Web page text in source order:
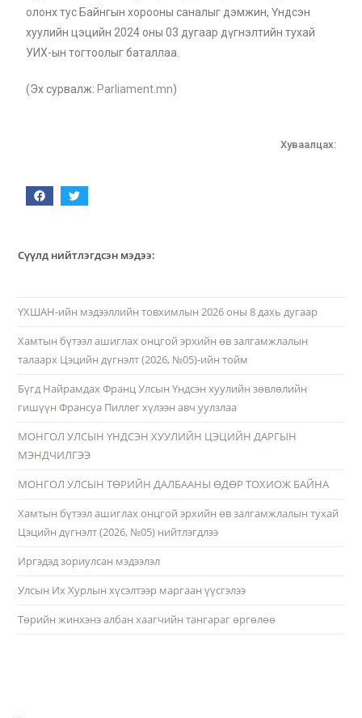
олонх тус Байнгын хорооны саналыг дэмжин, Үндсэн
хуулийн цэцийн 2024 оны 03 дугаар дүгнэлтийн тухай
УИХ-ын тогтоолыг баталлаа.
(Эх сурвалж: Parliament.mn)
Хуваалцах:
Сүүлд нийтлэгдсэн мэдээ:
ҮХШАН-ийн мэдээллийн товхимлын 2026 оны 8 дахь дугаар
Хамтын бүтээл ашиглах онцгой эрхийн өв залгамжлалын
талаарх Цэцийн дүгнэлт (2026, №05)-ийн тойм
Бүгд Найрамдах Франц Улсын Үндсэн хуулийн зөвлөлийн
гишүүн Франсуа Пиллег хүлээн авч уулзлаа
МОНГОЛ УЛСЫН ҮНДСЭН ХУУЛИЙН ЦЭЦИЙН ДАРГЫН
МЭНДЧИЛГЭЭ
МОНГОЛ УЛСЫН ТӨРИЙН ДАЛБААНЫ ӨДӨР ТОХИОЖ БАЙНА
Хамтын бүтээл ашиглах онцгой эрхийн өв залгамжлалын тухай
Цэцийн дүгнэлт (2026, №05) нийтлэгдлээ
Иргэдэд зориулсан мэдээлэл
Улсын Их Хурлын хүсэлтээр маргаан үүсгэлээ
Төрийн жинхэнэ албан хаагчийн тангараг өргөлөө